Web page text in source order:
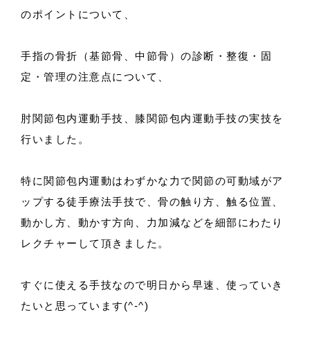
のポイントについて、
手指の骨折（基節骨、中節骨）の診断・整復・固
定・管理の注意点について、
肘関節包内運動手技、膝関節包内運動手技の実技を
行いました。
特に関節包内運動はわずかな力で関節の可動域がア
ップする徒手療法手技で、骨の触り方、触る位置、
動かし方、動かす方向、力加減などを細部にわたり
レクチャーして頂きました。
すぐに使える手技なので明日から早速、使っていき
たいと思っています(^-^)